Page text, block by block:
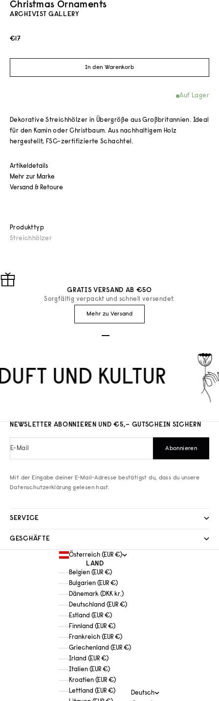
Produkttyp
Streichhölzer
Christmas Ornaments
ARCHIVIST GALLERY
Angebot
€17
In den Warenkorb
Auf Lager
Dekorative Streichhölzer in Übergröße aus Großbritannien. Ideal
für den Kamin oder Christbaum. Aus nachhaltigem Holz
hergestellt, FSC-zertifizierte Schachtel.
Artikeldetails
Mehr zur Marke
Versand & Retoure
GRATIS VERSAND AB €50
Sorgfältig verpackt und schnell versendet.
Mehr zu Versand
UND KULTUR
NEWSLETTER ABONNIEREN UND €5,– GUTSCHEIN SICHERN
E-Mail Abonnieren
Mit der Eingabe deiner E-Mail-Adresse bestätigst du, dass du unsere
Datenschutzerklärung gelesen hast.
SERVICE
GESCHÄFTE
Österreich (EUR €)
LAND
Belgien (EUR €)
Bulgarien (EUR €)
Dänemark (DKK kr.)
Deutschland (EUR €)
Estland (EUR €)
Finnland (EUR €)
Frankreich (EUR €)
Griechenland (EUR €)
Irland (EUR €)
Italien (EUR €)
Kroatien (EUR €)
Lettland (EUR €)
Deutsch